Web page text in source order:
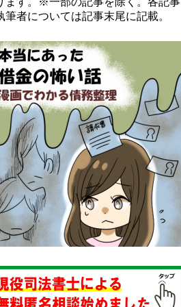
筆者については記事末尾に記載。